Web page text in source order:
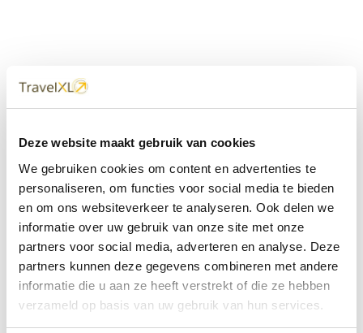
Deze website maakt gebruik van cookies
We gebruiken cookies om content en advertenties te
personaliseren, om functies voor social media te bieden
en om ons websiteverkeer te analyseren. Ook delen we
informatie over uw gebruik van onze site met onze
partners voor social media, adverteren en analyse. Deze
partners kunnen deze gegevens combineren met andere
informatie die u aan ze heeft verstrekt of die ze hebben
verzameld op basis van uw gebruik van hun services.
dichtbij
Met 60+ verkooppunten in Nederland en België staan wij
met onze XL Travelcenters, mobiele reisadviseurs van
TravelXL@Home en deze website altijd voor uw vakantie
klaar.
• Ontzorgen van A-Z • Onafhankelijk advies • Maatwerk •
Bespaar tijd en stress
TravelXLreisbureau's